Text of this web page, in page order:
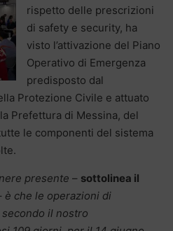
rispetto delle prescrizioni
di safety e security, ha
visto l’attivazione del Piano
Operativo di Emergenza
predisposto dal
Protezione Civile e attuato
Prefettura di Messina, del
le componenti del sistema
presente – sottolinea il
è che le operazioni di
il nostro